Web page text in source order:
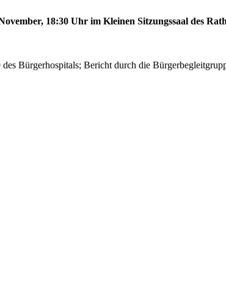
18:30 Uhr im Kleinen Sitzungssaal des
Bürgerhospitals; Bericht durch die